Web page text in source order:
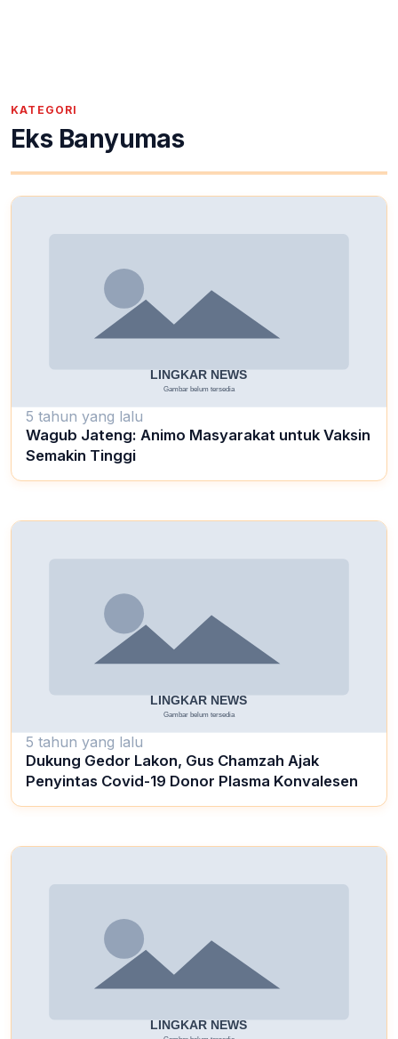
KATEGORI
Eks Banyumas
5 tahun yang lalu
Wagub Jateng: Animo Masyarakat untuk Vaksin
Semakin Tinggi
5 tahun yang lalu
Dukung Gedor Lakon, Gus Chamzah Ajak
Penyintas Covid-19 Donor Plasma Konvalesen